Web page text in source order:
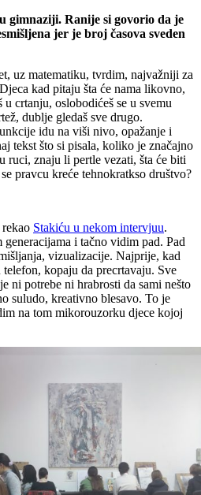
gimnaziji. Ranije si govorio da je
jer je broj časova sveden
uz matematiku, tvrdim, najvažniji za
kad pitaju šta će nama likovno,
crtanju, oslobodićeš se u svemu
dublje gledaš sve drugo.
idu na viši nivo, opažanje i
tekst što si pisala, koliko je značajno
ruci, znaju li pertle vezati, šta će biti
pravcu kreće tehnokratkso društvo?
Stakiću u nekom intervjuu.
i tačno vidim pad. Pad
vizualizacije. Najprije, kad
kopaju da precrtavaju. Sve
ni potrebe ni hrabrosti da sami nešto
suludo, kreativno blesavo. To je
na tom mikorouzorku djece kojoj